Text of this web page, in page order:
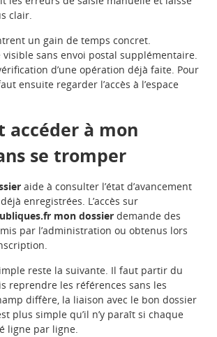
clair.
un gain de temps concret.
visible sans envoi postal supplémentaire.
d’une opération déjà faite. Pour
ensuite regarder l’accès à l’espace
accéder à mon
se tromper
aide à consulter l’état d’avancement
enregistrées. L’accès sur
mon dossier demande des
par l’administration ou obtenus lors
reste la suivante. Il faut partir du
reprendre les références sans les
diffère, la liaison avec le bon dossier
plus simple qu’il n’y paraît si chaque
ligne par ligne.